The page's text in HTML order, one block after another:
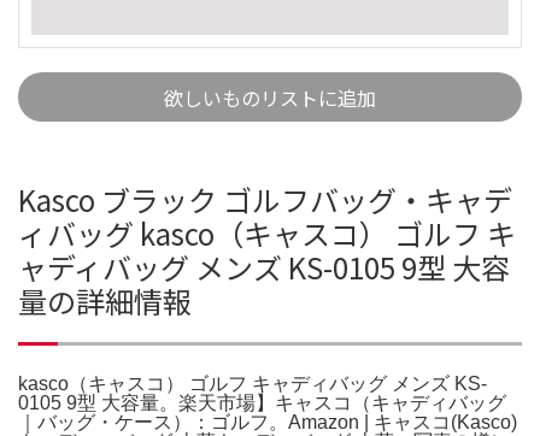
欲しいものリストに追加
Kasco ブラック ゴルフバッグ・キャデ
ィバッグ kasco（キャスコ） ゴルフ キ
ャディバッグ メンズ KS-0105 9型 大容
量の詳細情報
kasco（キャスコ） ゴルフ キャディバッグ メンズ KS-
0105 9型 大容量。楽天市場】キャスコ（キャディバッグ
｜バッグ・ケース）：ゴルフ。Amazon | キャスコ(Kasco)